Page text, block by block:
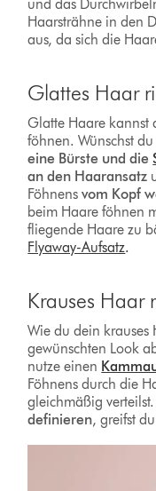
und das
Haarsträhne in den
aus, da sich die
Glattes Haar
Glatte Haare kannst
föhnen. Wünschst
eine Bürste und die
an den Haaransatz
Föhnensvom Kopf
beim Haare föhnen
fliegende Haare zu
Flyaway-Aufsatz.
Krauses Haar
Wie du dein
gewünschten Look
nutze einen
Föhnens durch die
gleichmäßig
definieren, greifst